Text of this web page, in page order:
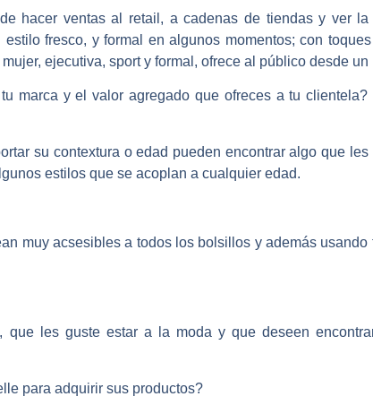
hacer ventas al retail, a cadenas de tiendas y ver
fresco, y formal en algunos momentos; con
ejecutiva, sport y formal, ofrece al público desde un
marca y el valor agregado que ofreces a tu
su contextura o edad pueden encontrar algo que
estilos que se acoplan a cualquier edad.
muy acsesibles a todos los bolsillos y además
que les guste estar a la moda y que deseen
para adquirir sus productos?